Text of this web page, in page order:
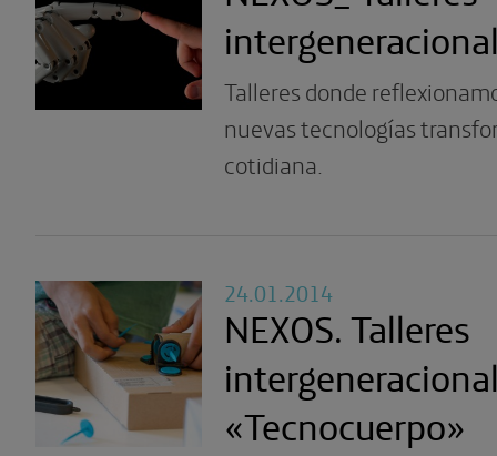
Talleres donde
nuevas tecnologías
cotidiana.
24.01.2014
NEXOS. Talleres
«Tecnocuerpo»